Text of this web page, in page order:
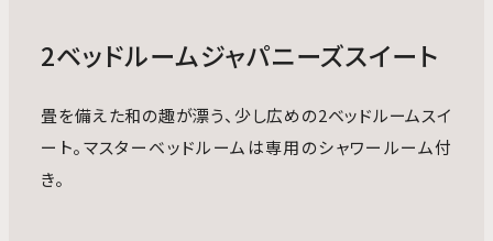
2ベッドルームジャパニーズスイート
畳を備えた和の趣が漂う、少し広めの2ベッドルームスイ
ート。マスターベッドルームは専用のシャワールーム付
き。